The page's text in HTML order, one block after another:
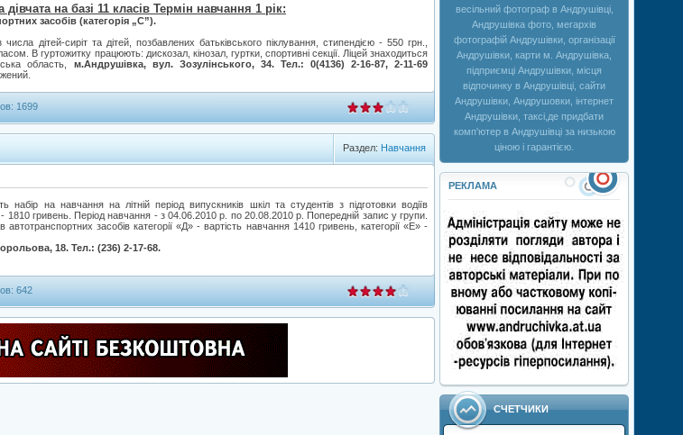
весільний фотограф в Андрушівці,
Андрушівка фото, мегархів
фотографій Андрушівки, організації
Андрушівки, карти м. Андрушівка,
підприємці Андрушівки, місця
відпочинку в Андрушівці, сайти
Андрушівки, Андрушовки, інтернет
Андрушівки, таксі,де придбати
комп'ютер в Андрушівці за низькою
ціною і гарантією.
РЕКЛАМА
СЧЕТЧИКИ
на базі 11 класів Термін навчання 1 рік:
засобів (категорія „С”).
дітей-сиріт та дітей, позбавлених батьківського піклування, стипендією - 550 грн.,
В гуртожитку працюють: дискозал, кінозал, гуртки, спортивні секції. Ліцей знаходиться
область, м.Андрушівка, вул. Зозулінського, 34. Тел.: 0(4136) 2-16-87, 2-11-69
1699
Раздел:Навчання
на навчання на літній період випускників шкіл та студентів з підготовки водіїв
- 1810 гривень. Період навчання - з 04.06.2010 р. по 20.08.2010 р. Попередній запис у групи.
автотранспортних засобів категорії «Д» - вартість навчання 1410 гривень, категорії «Е» -
18. Тел.: (236) 2-17-68.
642